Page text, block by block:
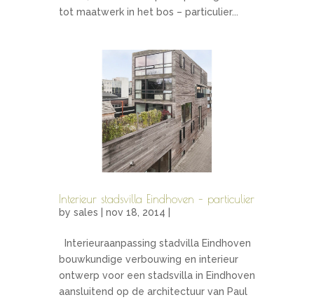
tot maatwerk in het bos – particulier...
Interieur stadsvilla Eindhoven – particulier
by sales | nov 18, 2014 |
Interieuraanpassing stadvilla Eindhoven
bouwkundige verbouwing en interieur
ontwerp voor een stadsvilla in Eindhoven
aansluitend op de architectuur van Paul